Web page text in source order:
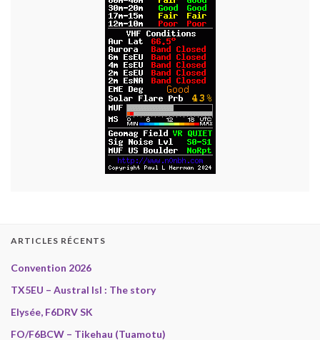
ARTICLES RÉCENTS
Convention 2026
TX5EU – Austral Isl : The story
Elysée, F6DRV SK
FO/F6BCW – Tikehau (Tuamotu)